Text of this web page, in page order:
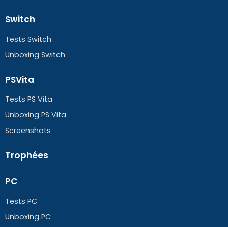
Switch
Tests Switch
Unboxing Switch
PSVita
Tests PS Vita
Unboxing PS Vita
Screenshots
Trophées
PC
Tests PC
Unboxing PC